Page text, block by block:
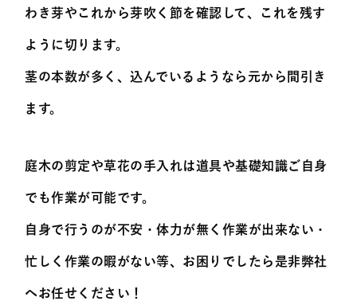
わき芽やこれから芽吹く節を確認して、これを残す
ように切ります。
茎の本数が多く、込んでいるようなら元から間引き
ます。
庭木の剪定や草花の手入れは道具や基礎知識ご自身
でも作業が可能です。
自身で行うのが不安・体力が無く作業が出来ない・
忙しく作業の暇がない等、お困りでしたら是非弊社
へお任せください！